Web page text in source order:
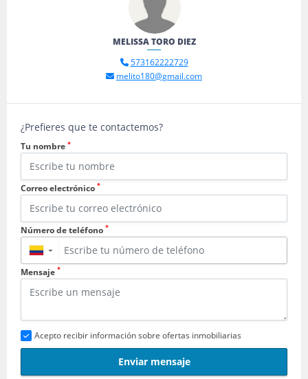
MELISSA TORO DIEZ
573162222729
melito180@gmail.com
¿Prefieres que te contactemos?
Tu nombre *
Correo electrónico *
Número de teléfono *
▼
Mensaje *
Acepto recibir información sobre ofertas inmobiliarias
Enviar mensaje